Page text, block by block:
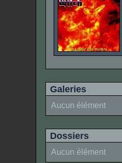
Galeries
Aucun élément
Dossiers
Aucun élément